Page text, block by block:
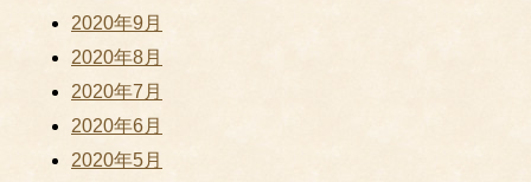
2020年9月
2020年8月
2020年7月
2020年6月
2020年5月